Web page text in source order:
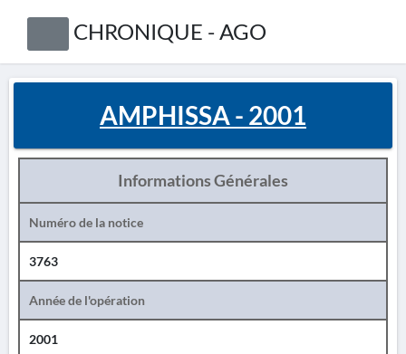
CHRONIQUE - AGO
AMPHISSA - 2001
Informations Générales
Numéro de la notice
3763
Année de l'opération
2001